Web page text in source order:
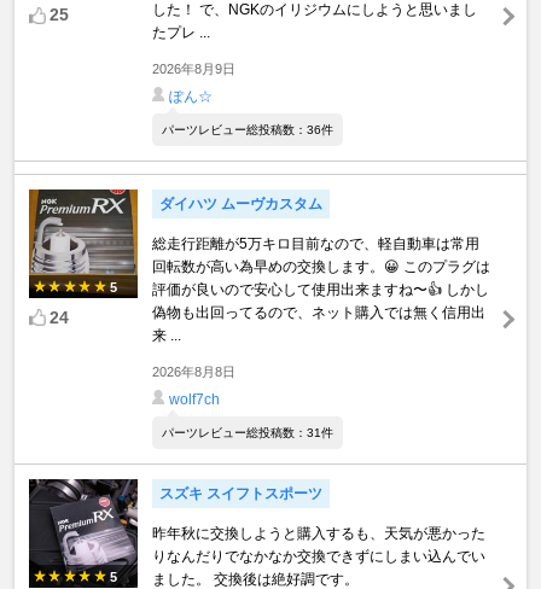
25
した！ で、NGKのイリジウムにしようと思いまし
たプレ ...
2026年8月9日
ぽん☆
パーツレビュー総投稿数：36件
5
24
ダイハツ ムーヴカスタム
総走行距離が5万キロ目前なので、軽自動車は常用
回転数が高い為早めの交換します。😀 このプラグは
評価が良いので安心して使用出来ますね〜👍 しかし
偽物も出回ってるので、ネット購入では無く信用出
来 ...
2026年8月8日
wolf7ch
パーツレビュー総投稿数：31件
5
スズキ スイフトスポーツ
昨年秋に交換しようと購入するも、天気が悪かった
りなんだりでなかなか交換できずにしまい込んでい
ました。 交換後は絶好調です。